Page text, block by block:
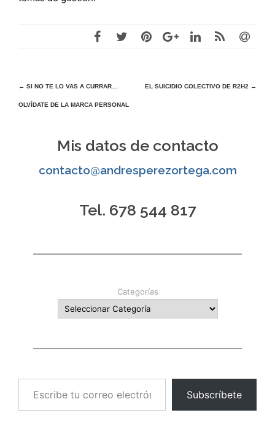
Navegación
de
← SI NO TE LO VAS A CURRAR…
OLVÍDATE DE LA MARCA PERSONAL
EL SUICIDIO COLECTIVO DE R2H2 →
Mis datos de contacto
contacto@andresperezortega.com
Tel. 678 544 817
Categorías
Escribe tu correo electrónico…
Subscríbete